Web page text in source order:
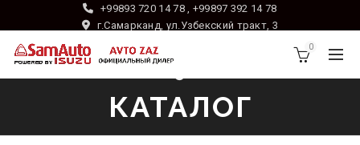
+99893 720 14 78 , +99897 392 14 78
г.Самарканд, ул.Узбекский тракт, 3
0
КАТАЛОГ